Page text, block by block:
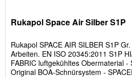
Rukapol Space Air Silber S1P
Rukapol SPACE AIR SILBER S1P
Arbeiten. EN ISO 20345:2011 S1P
FABRIC luftgekühltes Obermaterial -
Original BOA-Schnürsystem -